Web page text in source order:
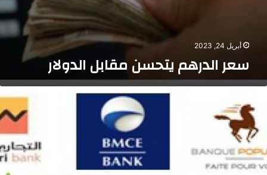
أبريل 24, 2023
سعر الدرهم يتحسن مقابل الدولار
المغربية
تحذر
زبناءها
عمليات
نصب